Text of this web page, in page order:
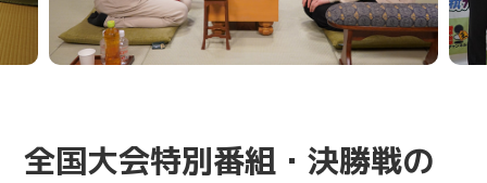
全国大会特別番組・決勝戦の